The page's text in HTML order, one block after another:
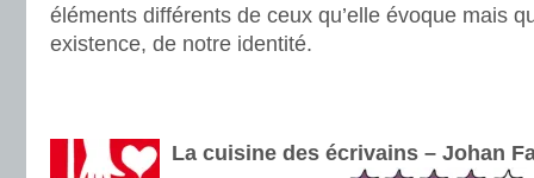
éléments différents de ceux qu’elle évoque mais
existence, de notre identité.
La cuisine des écrivains – Johan